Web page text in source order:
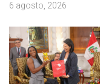
6 agosto, 2026